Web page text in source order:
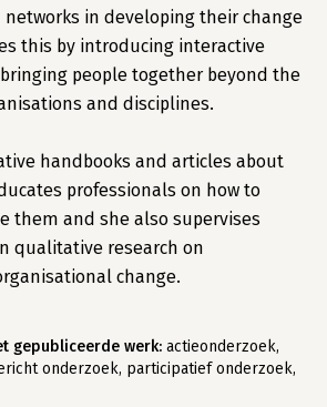
in developing their change
this by introducing interactive
people together beyond the
and disciplines.
handbooks and articles about
professionals on how to
them and she also supervises
qualitative research on
change.
gepubliceerde werk: actieonderzoek,
onderzoek, participatief onderzoek,